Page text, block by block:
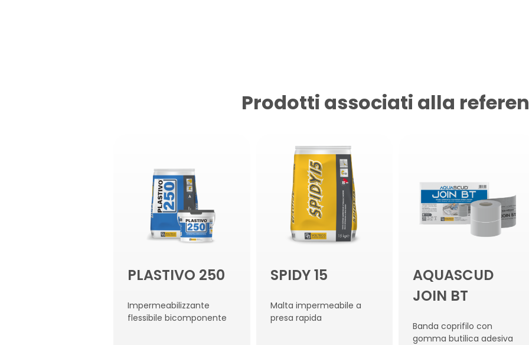
Prodotti associati alla
PLASTIVO 250
Impermeabilizzante
flessibile bicomponente
SPIDY 15
Malta impermeabile a
presa rapida
AQUASCUD
JOIN BT
Banda coprifilo con
gomma butilica adesiva